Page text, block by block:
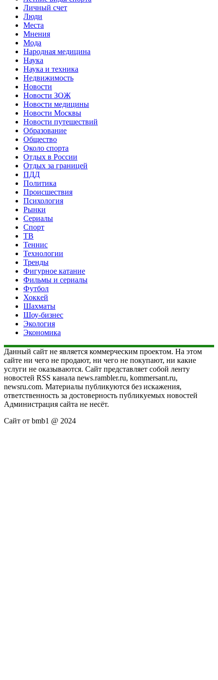
Личный счет
Люди
Места
Мнения
Мода
Народная медицина
Наука
Наука и техника
Недвижимость
Новости
Новости ЗОЖ
Новости медицины
Новости Москвы
Новости путешествий
Образование
Общество
Около спорта
Отдых в России
Отдых за границей
ПДД
Политика
Происшествия
Психология
Рынки
Сериалы
Спорт
ТВ
Теннис
Технологии
Тренды
Фигурное катание
Фильмы и сериалы
Футбол
Хоккей
Шахматы
Шоу-бизнес
Экология
Экономика
Данный сайт не является коммерческим проектом. На этом
сайте ни чего не продают, ни чего не покупают, ни какие
услуги не оказываются. Сайт представляет собой ленту
новостей RSS канала news.rambler.ru, kommersant.ru,
newsru.com. Материалы публикуются без искажения,
ответственность за достоверность публикуемых новостей
Администрация сайта не несёт.
Сайт от bmb1 @ 2024